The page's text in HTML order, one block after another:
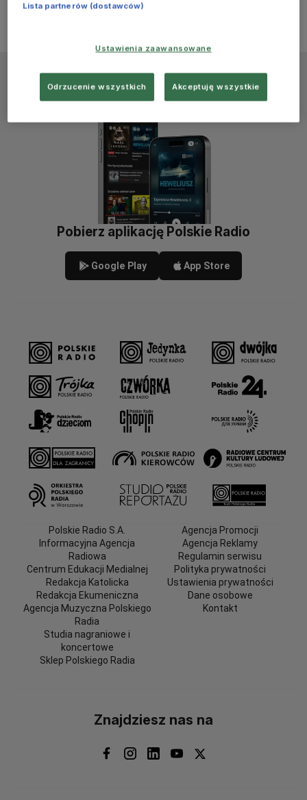
Pobierz aplikację Polskie Radio
Google Play App Store
Polskie Radio S.A.
Informacyjna Agencja
Radiowa
Centrum Edukacji Medialnej
Redakcja Katolicka
Redakcja Ekumeniczna
Agencja Muzyczna Polskiego
Radia
Studia nagraniowe i
koncertowe
Sklep Polskiego Radia
Agencja Promocji
Agencja Reklamy
Regulamin serwisu
Polityka prywatności
Ustawienia prywatności
Dane osobowe
Kontakt
Znajdziesz nas na
Lista partnerów (dostawców)
Ustawienia zaawansowane
Odrzucenie wszystkich Akceptuję wszystkie